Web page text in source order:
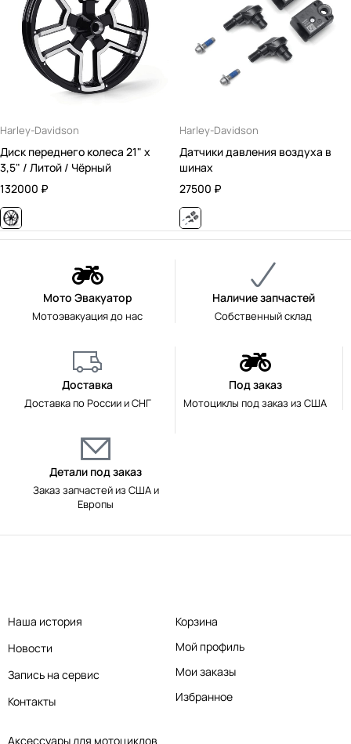
Harley-Davidson
Диск переднего колеса 21" x
3,5" / Литой / Чёрный
132000 ₽
Harley-Davidson
Датчики давления воздуха в
шинах
27500 ₽
Мото Эвакуатор
Мотоэвакуация до нас
Наличие запчастей
Собственный склад
Доставка
Доставка по России и СНГ
Под заказ
Мотоциклы под заказ из США
Детали под заказ
Заказ запчастей из США и
Европы
Аксессуары для мотоциклов
Наша история
Новости
Запись на сервис
Контакты
Корзина
Мой профиль
Мои заказы
Избранное